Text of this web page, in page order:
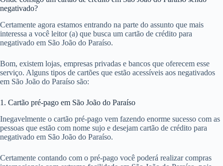
negativado?
Certamente agora estamos entrando na parte do assunto que mais
interessa a você leitor (a) que busca um cartão de crédito para
negativado em São João do Paraíso.
Bom, existem lojas, empresas privadas e bancos que oferecem esse
serviço. Alguns tipos de cartões que estão acessíveis aos negativados
em São João do Paraíso são:
1. Cartão pré-pago em São João do Paraíso
Inegavelmente o cartão pré-pago vem fazendo enorme sucesso com as
pessoas que estão com nome sujo e desejam cartão de crédito para
negativado em São João do Paraíso.
Certamente contando com o pré-pago você poderá realizar compras